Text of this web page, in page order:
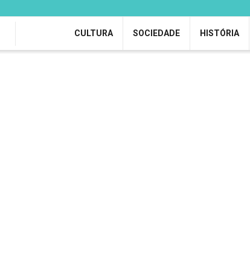
CULTURA SOCIEDADE HISTÓRIA